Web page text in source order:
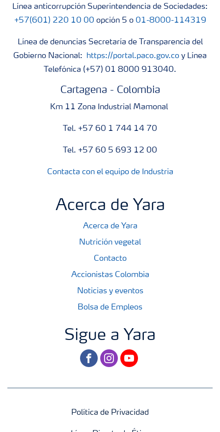
Línea anticorrupción Superintendencia de Sociedades:
+57(601) 220 10 00 opción 5 o 01-8000-114319
Línea de denuncias Secretaría de Transparencia del
Gobierno Nacional:
https://portal.paco.gov.co y Línea
Telefónica (+57) 01 8000 913040.
Cartagena - Colombia
Km 11 Zona Industrial Mamonal
Tel. +57 60 1 744 14 70
Tel. +57 60 5 693 12 00
Contacta con el equipo de Industria
Acerca de Yara
Acerca de Yara
Nutrición vegetal
Contacto
Accionistas Colombia
Noticias y eventos
Bolsa de Empleos
Sigue a Yara
facebookinstagram
youtube
Política de Privacidad